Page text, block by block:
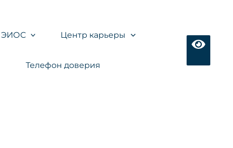
ЭИОС Центр карьеры
Телефон доверия